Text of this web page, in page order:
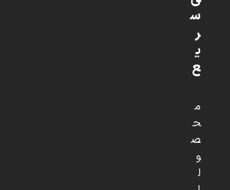
س
ر
ی
ع
م
ح
ص
و
ل